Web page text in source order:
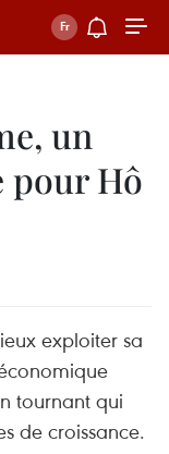
un
pour Hô
exploiter sa
tournant qui
de croissance.